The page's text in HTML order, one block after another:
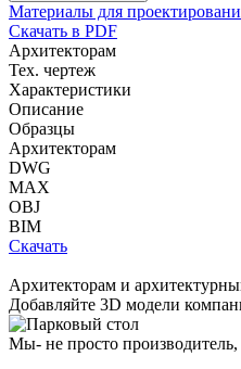
Материалы для
Скачать в PDF
Архитекторам
Тех. чертеж
Характеристики
Описание
Образцы
Архитекторам
DWG
MAX
OBJ
BIM
Скачать
Архитекторам и
Добавляйте 3D модели
Мы- не просто производитель,